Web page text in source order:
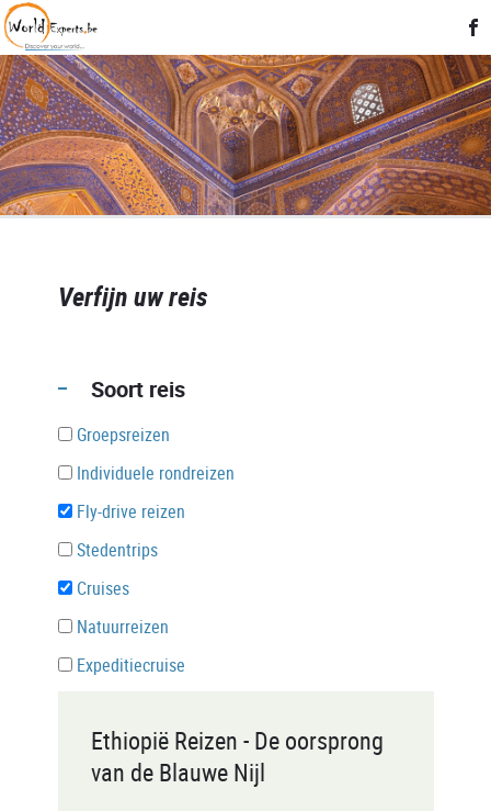
Verfijn uw reis
Soort reis
Groepsreizen
Individuele rondreizen
Fly-drive reizen
Stedentrips
Cruises
Natuurreizen
Expeditiecruise
Ethiopië Reizen - De oorsprong
van de Blauwe Nijl